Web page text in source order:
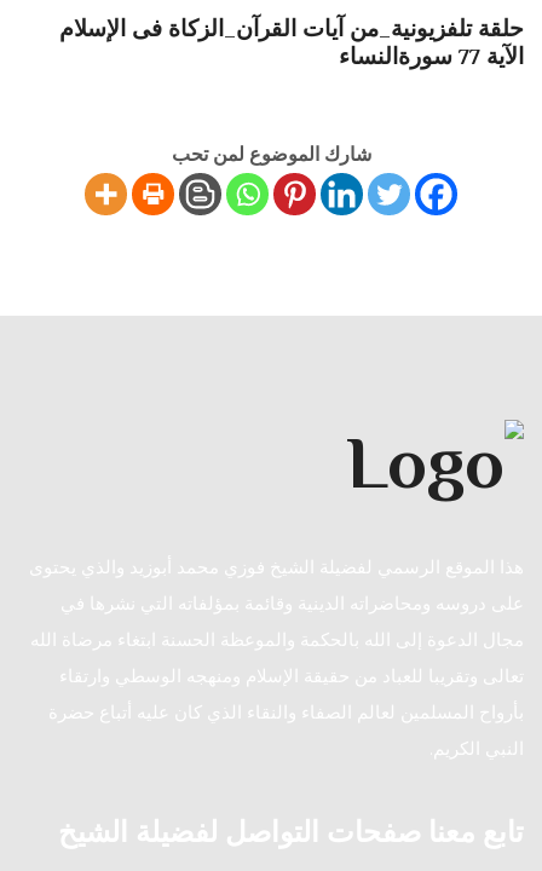
حلقة تلفزيونية_من آيات القرآن_الزكاة فى الإسلام
الآية 77 سورةالنساء
شارك الموضوع لمن تحب
هذا الموقع الرسمي لفضيلة الشيخ فوزي محمد أبوزيد والذي يحتوى
على دروسه ومحاضراته الدينية وقائمة بمؤلفاته التي نشرها في
مجال الدعوة إلى الله بالحكمة والموعظة الحسنة ابتغاء مرضاة الله
تعالى وتقريبا للعباد من حقيقة الإسلام ومنهجه الوسطي وارتقاء
بأرواح المسلمين لعالم الصفاء والنقاء الذي كان عليه أتباع حضرة
النبي الكريم.
تابع معنا صفحات التواصل لفضيلة الشيخ